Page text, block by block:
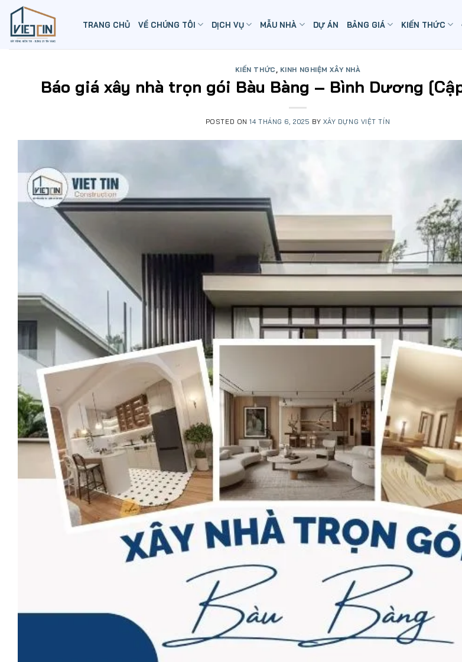
Skip
content
TRANG CHỦ VỀ CHÚNG TÔI DỊCH VỤ MẪU NHÀ DỰ ÁN BẢNG GIÁ KIẾN THỨC
KIẾN THỨC , KINH NGHIỆM XÂY NHÀ
Báo giá xây nhà trọn gói Bàu Bàng – Bình Dương
POSTED ON14 THÁNG 6, 2025 BY XÂY DỰNG VIỆT TÍN